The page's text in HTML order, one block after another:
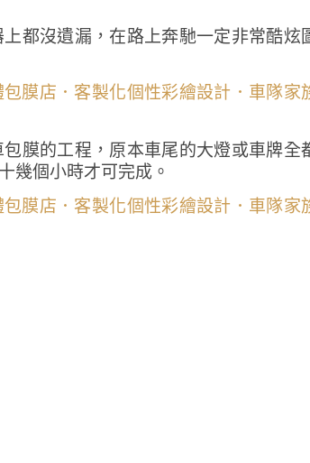
都沒遺漏，在路上奔馳一定非常酷炫
膜的工程，原本車尾的大燈或車牌全
幾個小時才可完成。